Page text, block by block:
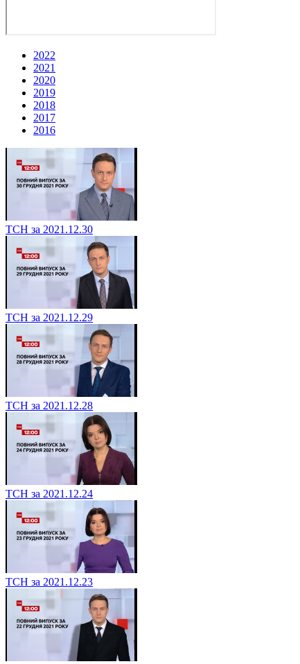
2022
2021
2020
2019
2018
2017
2016
ТСН за 2021.12.30
ТСН за 2021.12.29
ТСН за 2021.12.28
ТСН за 2021.12.24
ТСН за 2021.12.23